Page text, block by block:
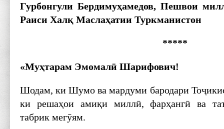
Гурбонгули Бердимуҳамедов, Пешвои
Раиси Халқ Маслаҳатии Туркманистон
*****
«Муҳтарам Эмомалӣ Шарифович!
Шодам, ки Шумо ва мардуми бародари
ки решаҳои амиқи миллӣ, фарҳангӣ ва
табрик мегӯям.